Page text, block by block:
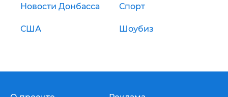
Новости Донбасса Спорт
США Шоубиз